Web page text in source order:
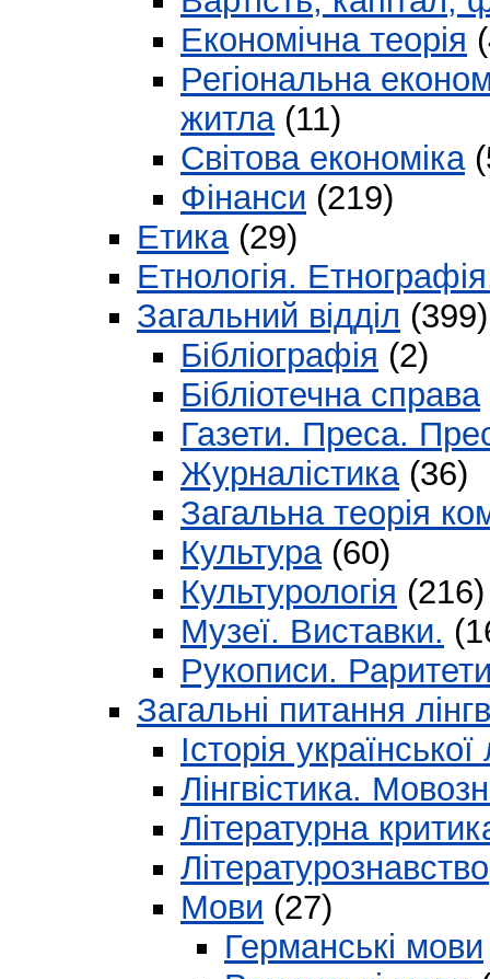
Економічна теорія
Регіональна
житла(11)
Світова економіка
Фінанси (219)
Етика(29)
Етнологія.
Загальний відділ (399)
Бібліографія (2)
Бібліотечна справа
Газети. Преса.
Журналістика(36)
Загальна теорія
Культура(60)
Культурологія (216)
Музеї. Виставки.
Рукописи. Раритети
Загальні питання
Історія
Лінгвістика.
Літературна
Літературознавство
Мови (27)
Германські мови